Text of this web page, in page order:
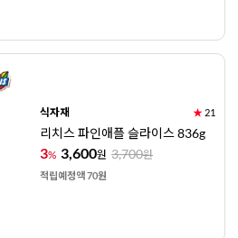
식자재 ★ 21
리치스 파인애플 슬라이스 836g
3% 3,600원 3,700원
적립예정액 70원